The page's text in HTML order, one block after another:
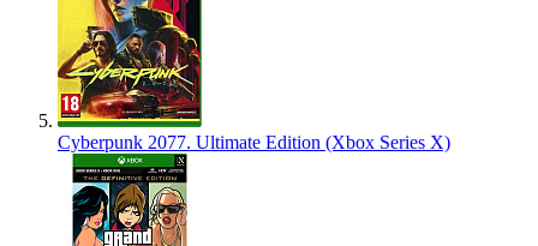
Cyberpunk 2077. Ultimate Edition (Xbox Series X)